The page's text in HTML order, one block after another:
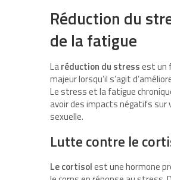
Réduction du
de la fatigue
Laréduction du stressest un
majeur lorsqu’il s’agit
Le stress et la fatigue
avoir des impacts négatifs sur
sexuelle.
Lutte contre le
Le cortisolest une hormone